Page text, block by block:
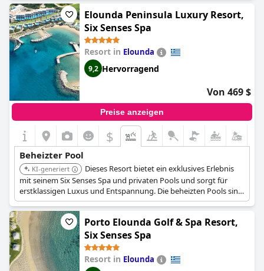
Elounda Peninsula Luxury Resort,
Six Senses Spa
Resort in Elounda
9,2 Hervorragend
Von 469 $
Preise anzeigen
$
Beheizter Pool
KI-generiert
Dieses Resort bietet ein exklusives Erlebnis
mit seinem Six Senses Spa und privaten Pools und sorgt für
erstklassigen Luxus und Entspannung. Die beheizten Pools sind
ein Hauptmerkmal, das den gesamten Luxus verstärkt.
Porto Elounda Golf & Spa Resort,
Six Senses Spa
Resort in Elounda